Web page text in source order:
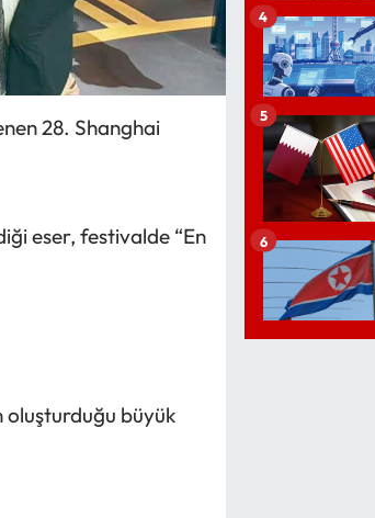
28. Shanghai
eser, festivalde “En
oluşturduğu büyük
4
5
6